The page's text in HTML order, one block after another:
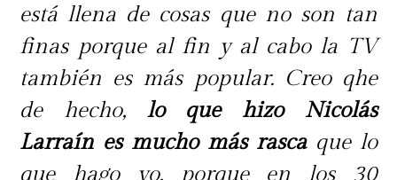
está llena de cosas que no son tan
finas porque al fin y al cabo la TV
también es más popular. Creo qhe
de hecho, lo que hizo Nicolás
Larraín es mucho más rascaque lo
que hago yo, porque en los 30